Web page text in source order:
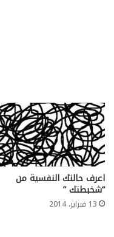
اعرف حالتك النفسية من
“شخبطتك ”
13 فبراير، 2014